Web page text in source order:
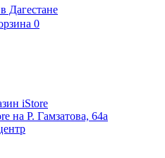
0
iStore
на Р. Гамзатова, 64а